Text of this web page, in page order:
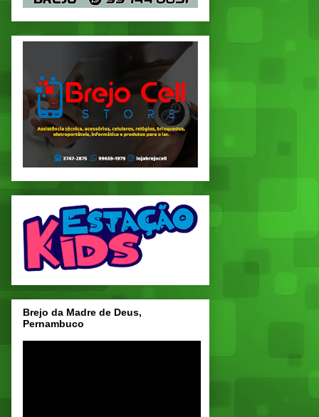
Brejo da Madre de Deus,
Pernambuco